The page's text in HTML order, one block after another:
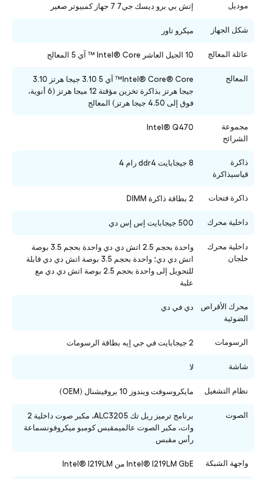
موديل إتش بي برو ديسك جي7 7 جهاز كمبيوتر صغير
شكل الجهاز ميكرو تاور
عائلة المعالج 10 الجيل العاشر Intel® Core ™ آي 5 المعالج
المعالج
Intel® Core® Core™ آي 5 3.10 جيجا هرتز 3.10
جيجا هرتز بذاكرة تخزين مؤقتة 12 ميجا هرتز (6 أنوية،
فوق إلى 4.50 جيجا هرتز) المعالج
مجموعة
الشرائح
Intel® Q470
ذاكرة
قياسيذاكرة
8 جيجابايت ddr4 رام 4
ذاكرة فتحات 2 بطاقة ذاكرة DIMM
داخلية محرك 500 جيجابايت إس إس دي
داخلية محرك
خلجان
واحدة بحجم 2.5 اتش دي دي واحدة بحجم 3.5 بوصة
اتش دي دي؛ واحدة بحجم 3.5 بوصة اتش دي دي قابلة
للتحويل إلى واحدة بحجم 2.5 بوصة اتش دي دي مع
علبة
محرك الأقراص
الضوئية
دي في دي
الرسومات 2 جيجابايت في جي إيه بطاقة الرسومات
شاشة لا
نظام التشغيل مايكروسوفت ويندوز 10 بروفيشنال (OEM)
الصوت
برنامج ترميز ريل تك ALC3205، مكبر صوت داخلية 2
وات، مكبر الصوت عالميمقبس كومبو ميكروفونسماعة
رأس مقبس
واجهة الشبكة Intel® I219LM GbE من Intel® I219LM